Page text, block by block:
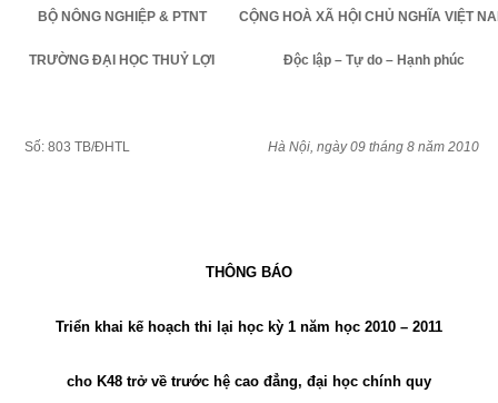
BỘ NÔNG NGHIỆP & PTNT
TRƯỜNG ĐẠI HỌC THUỶ LỢI
Số: 803 TB/ĐHTL
CỘNG HOÀ XÃ HỘI CHỦ NGHĨA VIỆT
Độc lập – Tự do – Hạnh phúc
Hà Nội, ngày 09 tháng 8 năm 2010
THÔNG BÁO
Triển khai kế hoạch thi lại học kỳ 1 năm học 2010 – 2011
cho K48 trở về trước hệ cao đẳng, đại học chính quy